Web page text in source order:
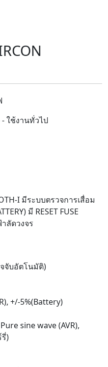
ใช้งานทั่วไป
I มีระบบตรวจการเสื่อม
มี RESET FUSE
ลัดวงจร
จับอัตโนมัติ)
+/-5%(Battery)
sine wave (AVR),
)